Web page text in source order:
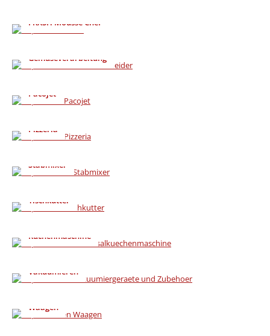
FRXSH Mousse Chef
Gemüseverarbeitung
Pacojet
Pizzeria
Stabmixer
Tischkutter
Küchenmaschine
Vakuumieren
Waagen